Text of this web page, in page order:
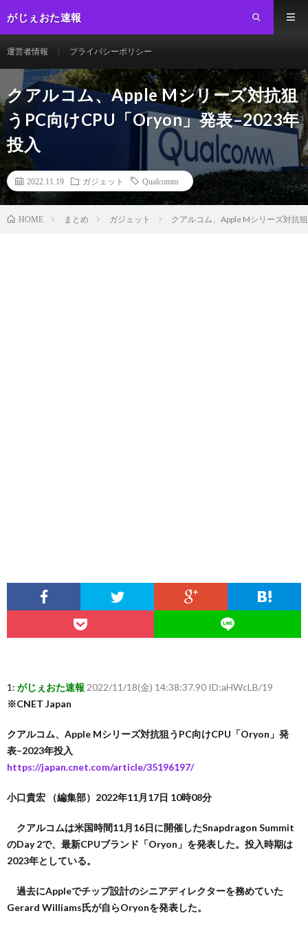
がじぇおた速報
運営者情報 プライバシーポリシー
クアルコム、Apple Mシリーズ対抗狙
うPC向けCPU「Oryon」発表–2023年
投入
2022.11.19 ガジェット Qualcomm
HOME まとめ ガジェット クアルコム、Apple Mシリーズ対抗
1: がじぇおた速報 2022/11/18(金) 14:38:37.90 ID:aHWcLB/19
※CNET Japan
クアルコム、Apple Mシリーズ対抗狙うPC向けCPU「Oryon」発
表–2023年投入
https://japan.cnet.com/article/35196197/
小口貴宏 （編集部）2022年11月17日 10時08分
クアルコムは米国時間11月16日に開催したSnapdragon Summit
のDay 2で、最新CPUブランド「Oryon」を発表した。投入時期は
2023年としている。
過去にAppleでチップ設計のシニアディレクターを務めていた
Gerard Williams氏が自らOryonを発表した。